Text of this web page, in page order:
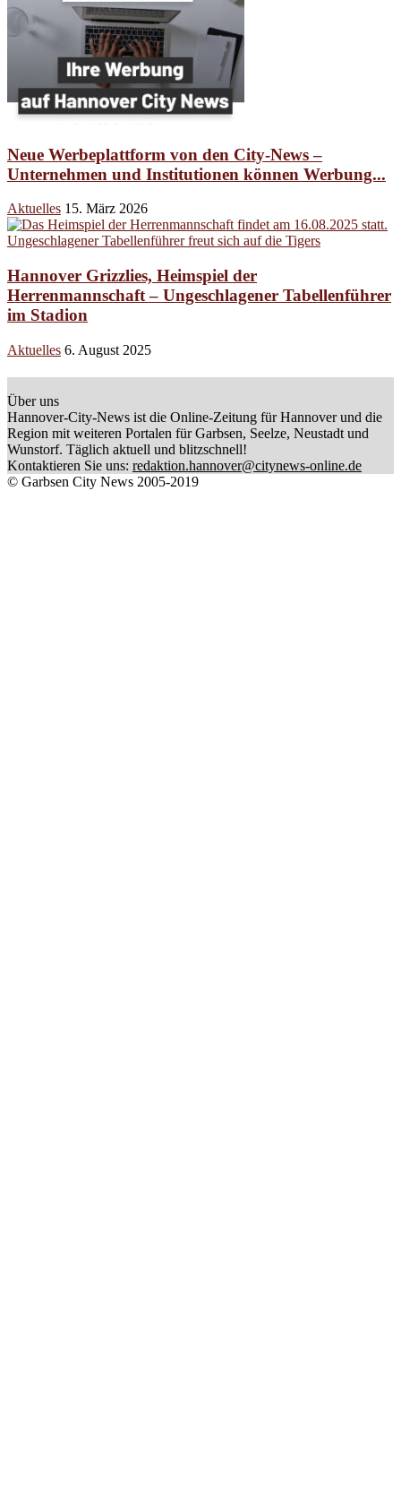
Neue Werbeplattform von den City-News –
Unternehmen und Institutionen können Werbung...
Aktuelles 15. März 2026
Hannover Grizzlies, Heimspiel der
Herrenmannschaft – Ungeschlagener Tabellenführer
im Stadion
Aktuelles 6. August 2025
Über uns
Hannover-City-News ist die Online-Zeitung für Hannover und die
Region mit weiteren Portalen für Garbsen, Seelze, Neustadt und
Wunstorf. Täglich aktuell und blitzschnell!
Kontaktieren Sie uns: redaktion.hannover@citynews-online.de
© Garbsen City News 2005-2019